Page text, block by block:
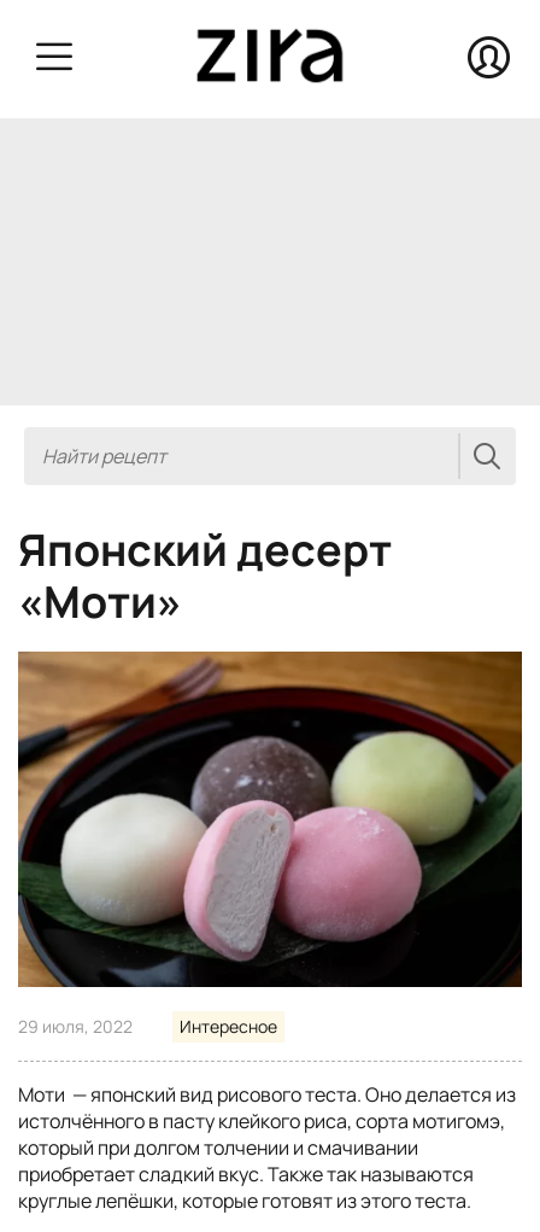
Японский десерт
«Моти»
29 июля, 2022 Интересное
Моти — японский вид рисового теста. Оно делается из
истолчённого в пасту клейкого риса, сорта мотигомэ,
который при долгом толчении и смачивании
приобретает сладкий вкус. Также так называются
круглые лепёшки, которые готовят из этого теста.